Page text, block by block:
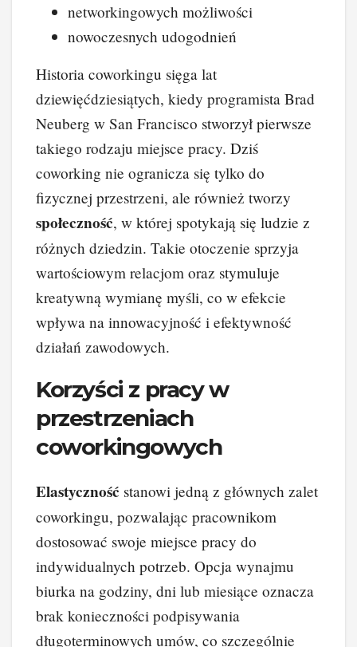
networkingowych możliwości
nowoczesnych udogodnień
Historia coworkingu sięga lat
dziewięćdziesiątych, kiedy programista Brad
Neuberg w San Francisco stworzył pierwsze
takiego rodzaju miejsce pracy. Dziś
coworking nie ogranicza się tylko do
fizycznej przestrzeni, ale również tworzy
społeczność, w której spotykają się ludzie z
różnych dziedzin. Takie otoczenie sprzyja
wartościowym relacjom oraz stymuluje
kreatywną wymianę myśli, co w efekcie
wpływa na innowacyjność i efektywność
działań zawodowych.
Korzyści z pracy w
przestrzeniach
coworkingowych
Elastyczność stanowi jedną z głównych zalet
coworkingu, pozwalając pracownikom
dostosować swoje miejsce pracy do
indywidualnych potrzeb. Opcja wynajmu
biurka na godziny, dni lub miesiące oznacza
brak konieczności podpisywania
długoterminowych umów, co szczególnie